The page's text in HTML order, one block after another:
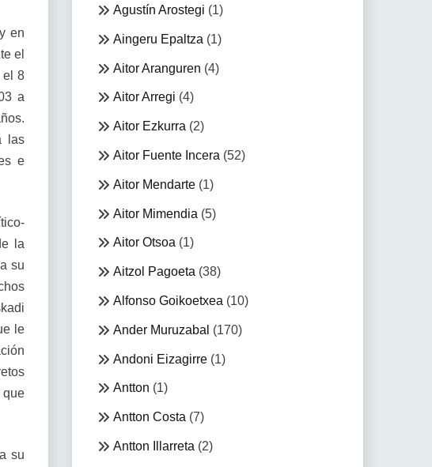
en
el
el 8
a
las
e
la
su
le
que
su
Agustín Arostegi (1)
Aingeru Epaltza (1)
Aitor Aranguren (4)
Aitor Arregi (4)
Aitor Ezkurra (2)
Aitor Fuente Incera (52)
Aitor Mendarte(1)
Aitor Mimendia (5)
Aitor Otsoa (1)
Aitzol Pagoeta (38)
Alfonso Goikoetxea (10)
Ander Muruzabal (170)
Andoni Eizagirre(1)
Antton (1)
Antton Costa (7)
Antton Illarreta (2)